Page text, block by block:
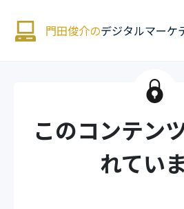
門田俊介のデジタルマーケ
このコンテン
れてい